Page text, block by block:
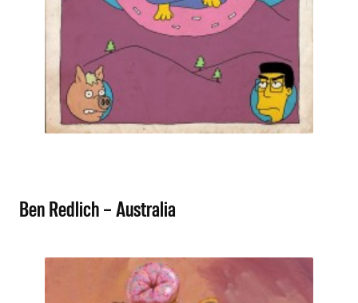
Ben Redlich – Australia